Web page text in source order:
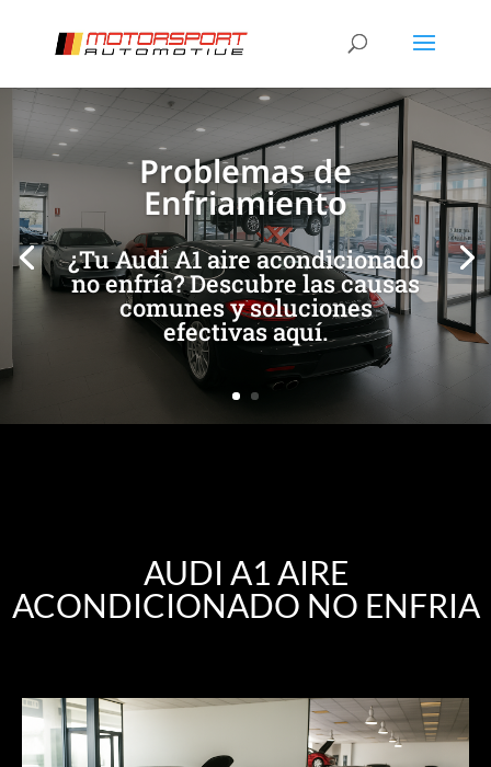
Problemas de
Enfriamiento
¿Tu Audi A1 aire acondicionado
no enfría? Descubre las causas
comunes y soluciones
efectivas aquí.
[/et_pb_slide] [/et_pb_slide]
AUDI A1 AIRE
ACONDICIONADO NO ENFRIA